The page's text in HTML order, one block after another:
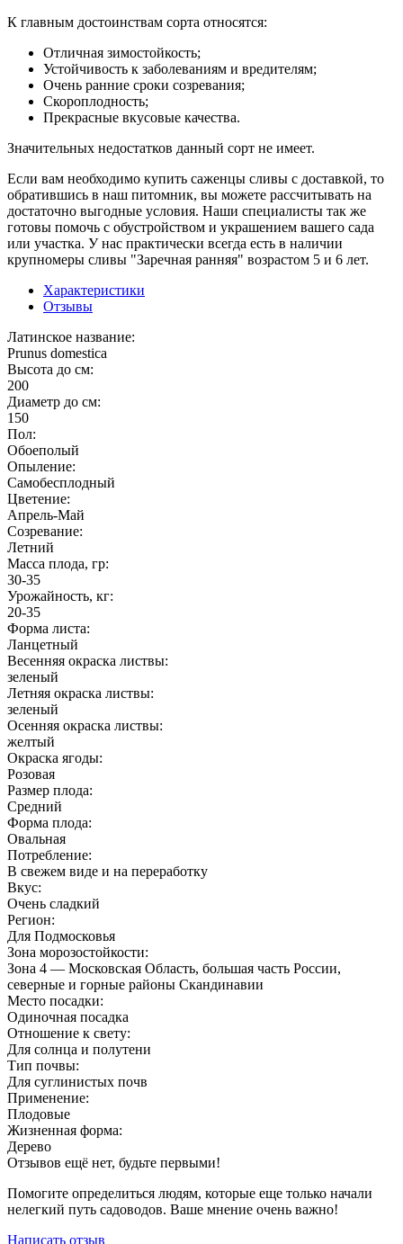
К главным достоинствам сорта относятся:
Отличная зимостойкость;
Устойчивость к заболеваниям и вредителям;
Очень ранние сроки созревания;
Скороплодность;
Прекрасные вкусовые качества.
Значительных недостатков данный сорт не имеет.
Если вам необходимо купить саженцы сливы с доставкой, то
обратившись в наш питомник, вы можете рассчитывать на
достаточно выгодные условия. Наши специалисты так же
готовы помочь с обустройством и украшением вашего сада
или участка. У нас практически всегда есть в наличии
крупномеры сливы "Заречная ранняя" возрастом 5 и 6 лет.
Характеристики
Отзывы
Латинское название:
Prunus domestica
Высота до см:
200
Диаметр до см:
150
Пол:
Обоеполый
Опыление:
Самобесплодный
Цветение:
Апрель-Май
Созревание:
Летний
Масса плода, гр:
30-35
Урожайность, кг:
20-35
Форма листа:
Ланцетный
Весенняя окраска листвы:
зеленый
Летняя окраска листвы:
зеленый
Осенняя окраска листвы:
желтый
Окраска ягоды:
Розовая
Размер плода:
Средний
Форма плода:
Овальная
Потребление:
В свежем виде и на переработку
Вкус:
Очень сладкий
Регион:
Для Подмосковья
Зона морозостойкости:
Зона 4 — Московская Область, большая часть России,
северные и горные районы Скандинавии
Место посадки:
Одиночная посадка
Отношение к свету:
Для солнца и полутени
Тип почвы:
Для суглинистых почв
Применение:
Плодовые
Жизненная форма:
Дерево
Отзывов ещё нет, будьте первыми!
Помогите определиться людям, которые еще только начали
нелегкий путь садоводов. Ваше мнение очень важно!
Написать отзыв